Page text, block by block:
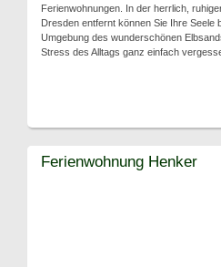
Ferienwohnungen. In der herrlich,
Dresden entfernt können Sie Ihre Seele
Umgebung des wunderschönen
Stress des Alltags ganz einfach
Ferienwohnung Henker